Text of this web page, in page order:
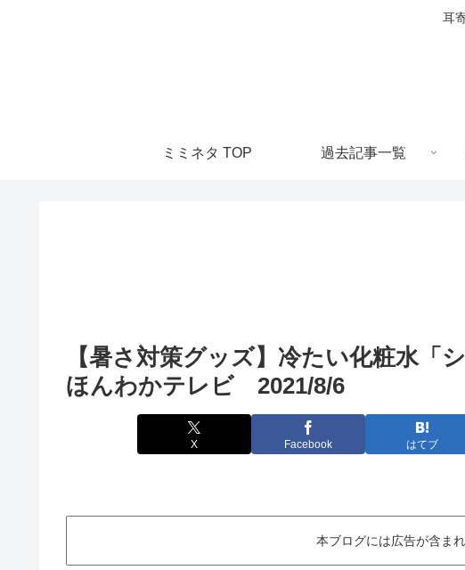
耳
ミミネタ TOP 過去記事一覧
【暑さ対策グッズ】冷たい化粧水
ほんわかテレビ 2021/8/6
X Facebook はてブ
本ブログには広告が含まれ